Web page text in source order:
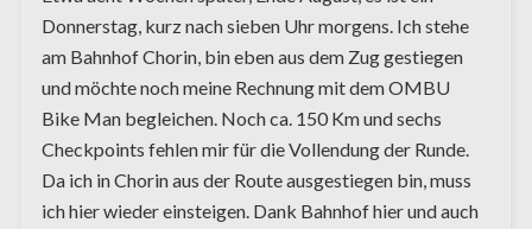
Donnerstag, kurz nach sieben Uhr morgens. Ich stehe
am Bahnhof Chorin, bin eben aus dem Zug gestiegen
und möchte noch meine Rechnung mit dem OMBU
Bike Man begleichen. Noch ca. 150 Km und sechs
Checkpoints fehlen mir für die Vollendung der Runde.
Da ich in Chorin aus der Route ausgestiegen bin, muss
ich hier wieder einsteigen. Dank Bahnhof hier und auch